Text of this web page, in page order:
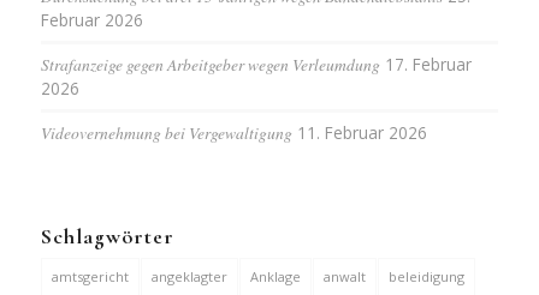
Februar 2026
Strafanzeige gegen Arbeitgeber wegen Verleumdung 17. Februar
2026
Videovernehmung bei Vergewaltigung 11. Februar 2026
Schlagwörter
amtsgericht angeklagter Anklage anwalt beleidigung